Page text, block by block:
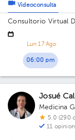
Videoconsulta
Consultorio Virtual
Lun 17 Ago
06:00 pm
Josué
Medicina
5.0 (290
11